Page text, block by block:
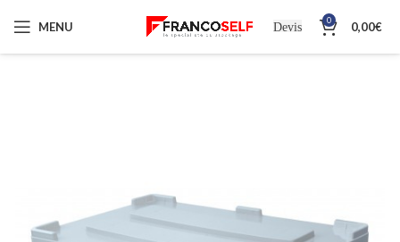
MENU Devis 0 0,00€